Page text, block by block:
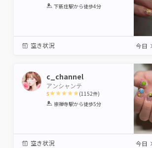
1 2 3 4 5
下新庄駅から徒歩4分
空き状況 今日
c_channel
アンシャンテ
5
1 2 3 4 5
(1152件)
崇禅寺駅から徒歩5分
空き状況 今日